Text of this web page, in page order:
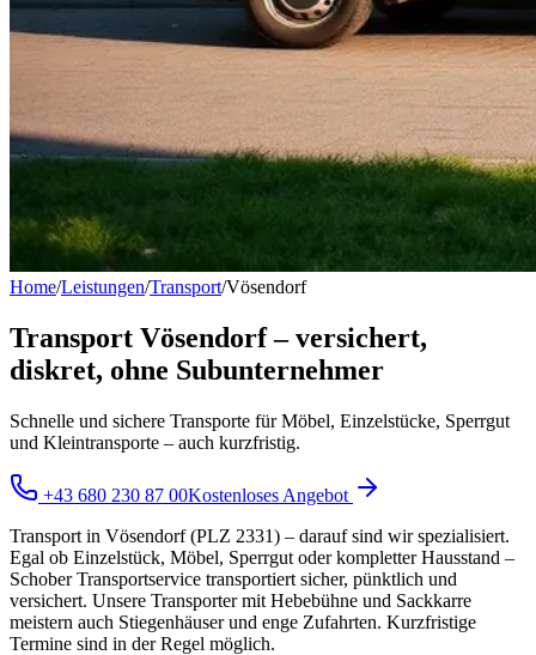
Home/Leistungen/Transport/Vösendorf
Transport Vösendorf – versichert,
diskret, ohne Subunternehmer
Schnelle und sichere Transporte für Möbel, Einzelstücke, Sperrgut
und Kleintransporte – auch kurzfristig.
+43 680 230 87 00Kostenloses Angebot
Transport in Vösendorf (PLZ 2331) – darauf sind wir spezialisiert.
Egal ob Einzelstück, Möbel, Sperrgut oder kompletter Hausstand –
Schober Transportservice transportiert sicher, pünktlich und
versichert. Unsere Transporter mit Hebebühne und Sackkarre
meistern auch Stiegenhäuser und enge Zufahrten. Kurzfristige
Termine sind in der Regel möglich.